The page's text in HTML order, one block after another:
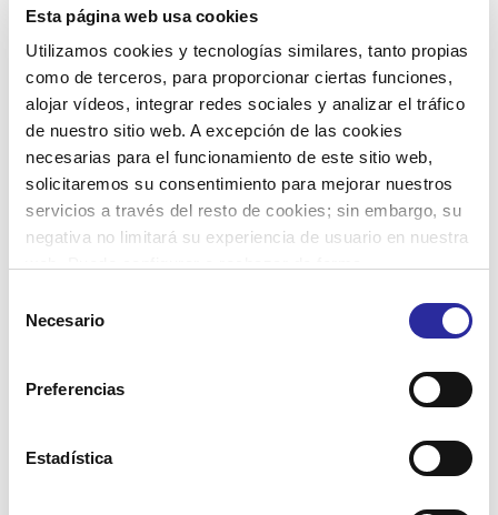
Esta página web usa cookies
Utilizamos cookies y tecnologías similares, tanto propias
como de terceros, para proporcionar ciertas funciones,
alojar vídeos, integrar redes sociales y analizar el tráfico
de nuestro sitio web. A excepción de las cookies
necesarias para el funcionamiento de este sitio web,
solicitaremos su consentimiento para mejorar nuestros
servicios a través del resto de cookies; sin embargo, su
negativa no limitará su experiencia de usuario en nuestra
más información, puede consultar nuestra
Política de
Necesario
Preferencias
Estadística